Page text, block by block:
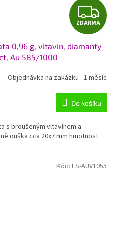
Z
D
A
R
M
A
ZDARMA
0,96 g, vltavín, diamanty
Au 585/1000
Objednávka na zakázku - 1 měsíc
Do košíku
s broušeným vltavínem a
ouška cca 20x7 mm hmotnost
Kód: ES-AUV1055